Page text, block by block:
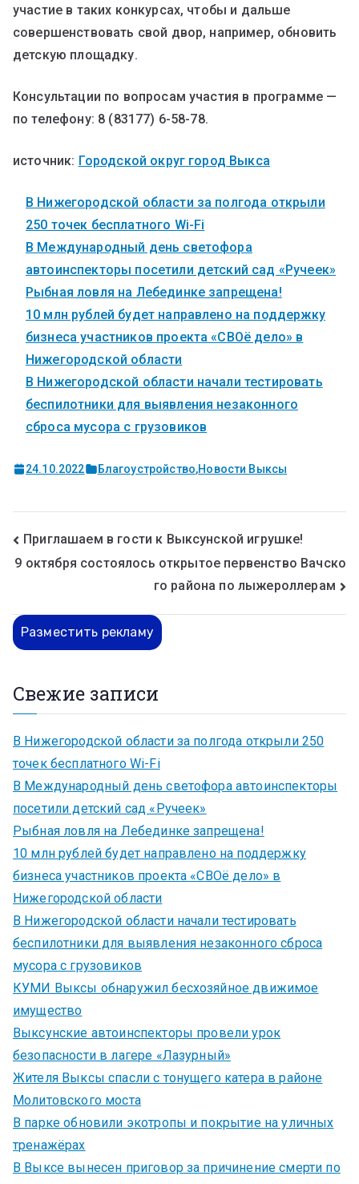
участие в таких конкурсах, чтобы и дальше
совершенствовать свой двор, например, обновить
детскую площадку.
Консультации по вопросам участия в программе —
по телефону: 8 (83177) 6-58-78.
источник: Городской округ город Выкса
В Нижегородской области за полгода открыли
250 точек бесплатного Wi-Fi
В Международный день светофора
автоинспекторы посетили детский сад «Ручеек»
Рыбная ловля на Лебединке запрещена!
10 млн рублей будет направлено на поддержку
бизнеса участников проекта «СВОё дело» в
Нижегородской области
В Нижегородской области начали тестировать
беспилотники для выявления незаконного
сброса мусора с грузовиков
24.10.2022 Благоустройство,Новости Выксы
Приглашаем в гости к Выксунской игрушке!
9 октября состоялось открытое первенство Вачско
го района по лыжероллерам
Разместить рекламу
Свежие записи
В Нижегородской области за полгода открыли 250
точек бесплатного Wi-Fi
В Международный день светофора автоинспекторы
посетили детский сад «Ручеек»
Рыбная ловля на Лебединке запрещена!
10 млн рублей будет направлено на поддержку
бизнеса участников проекта «СВОё дело» в
Нижегородской области
В Нижегородской области начали тестировать
беспилотники для выявления незаконного сброса
мусора с грузовиков
КУМИ Выксы обнаружил бесхозяйное движимое
имущество
Выксунские автоинспекторы провели урок
безопасности в лагере «Лазурный»
Жителя Выксы спасли с тонущего катера в районе
Молитовского моста
В парке обновили экотропы и покрытие на уличных
тренажёрах
В Выксе вынесен приговор за причинение смерти по